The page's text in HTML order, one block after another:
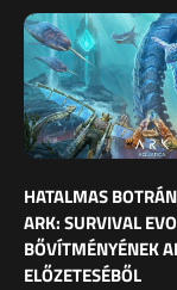
HATALMAS
ARK: SURVIVAL
BŐVÍTMÉNYÉNEK AI
ELŐZETESÉBŐL